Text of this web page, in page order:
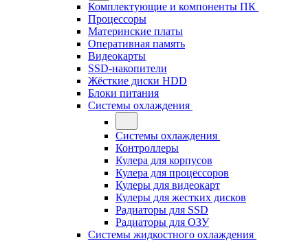
Комплектующие и компоненты ПК
Процессоры
Материнские платы
Оперативная память
Видеокарты
SSD-накопители
Жёсткие диски HDD
Блоки питания
Системы охлаждения
Системы охлаждения
Контроллеры
Кулера для корпусов
Кулера для процессоров
Кулеры для видеокарт
Кулеры для жестких дисков
Радиаторы для SSD
Радиаторы для ОЗУ
Системы жидкостного охлаждения